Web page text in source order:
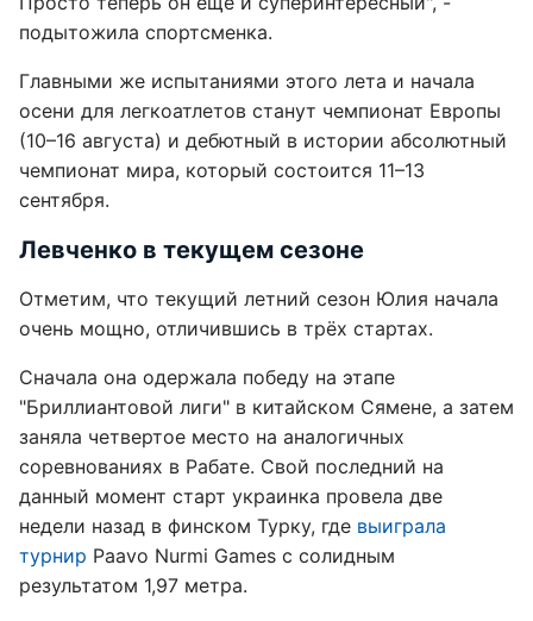
подытожила спортсменка.
Главными же испытаниями этого лета и начала
осени для легкоатлетов станут чемпионат Европы
(10–16 августа) и дебютный в истории абсолютный
чемпионат мира, который состоится 11–13
сентября.
Левченко в текущем сезоне
Отметим, что текущий летний сезон Юлия начала
очень мощно, отличившись в трёх стартах.
Сначала она одержала победу на этапе
"Бриллиантовой лиги" в китайском Сямене, а затем
заняла четвертое место на аналогичных
соревнованиях в Рабате. Свой последний на
данный момент старт украинка провела две
недели назад в финском Турку, где выиграла
турнир Paavo Nurmi Games с солидным
результатом 1,97 метра.